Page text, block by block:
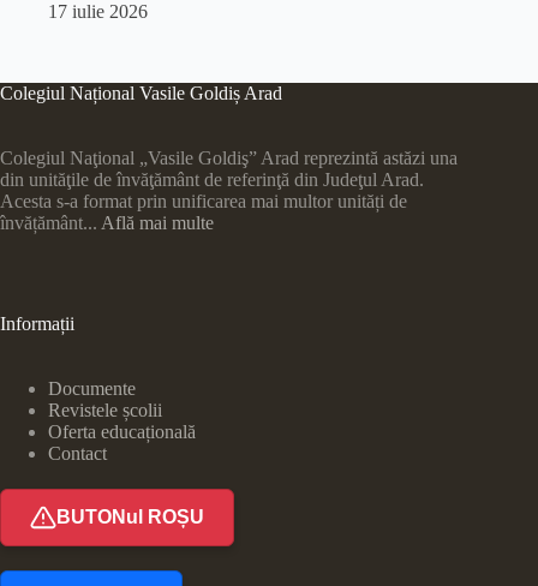
17 iulie 2026
Colegiul Național Vasile Goldiș Arad
Colegiul Naţional „Vasile Goldiş” Arad reprezintă astăzi una
din unităţile de învăţământ de referinţă din Judeţul Arad.
Acesta s-a format prin unificarea mai multor unități de
învățământ... Află mai multe
Informații
Documente
Revistele școlii
Oferta educațională
Contact
BUTONul ROȘU